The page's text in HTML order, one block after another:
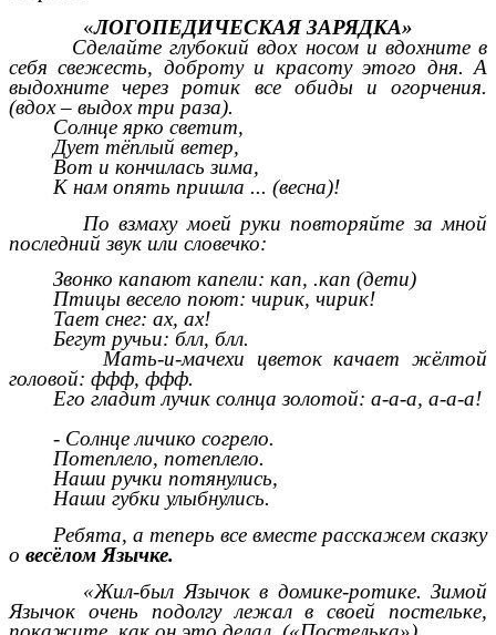
«ЛОГОПЕДИЧЕСКАЯ ЗАРЯДКА»
Сделайте глубокий вдох носом и вдохните в
себя свежесть, доброту и красоту этого дня. А
выдохните через ротик все обиды и огорчения.
(вдох – выдох три раза).
Солнце ярко светит,
Дует тёплый ветер,
Вот и кончилась зима,
К нам опять пришла ... (весна)!
По взмаху моей руки повторяйте за мной
последний звук или словечко:
Звонко капают капели: кап, .кап (дети)
Птицы весело поют: чирик, чирик!
Тает снег: ах, ах!
Бегут ручьи: блл, блл.
Мать-и-мачехи цветок качает жёлтой
головой: ффф, ффф.
Его гладит лучик солнца золотой: а-а-а, а-а-а!
- Солнце личико согрело.
Потеплело, потеплело.
Наши ручки потянулись,
Наши губки улыбнулись.
Ребята, а теперь все вместе расскажем сказку
о весёлом Язычке.
«Жил-был Язычок в домике-ротике. Зимой
Язычок очень подолгу лежал в своей постельке,